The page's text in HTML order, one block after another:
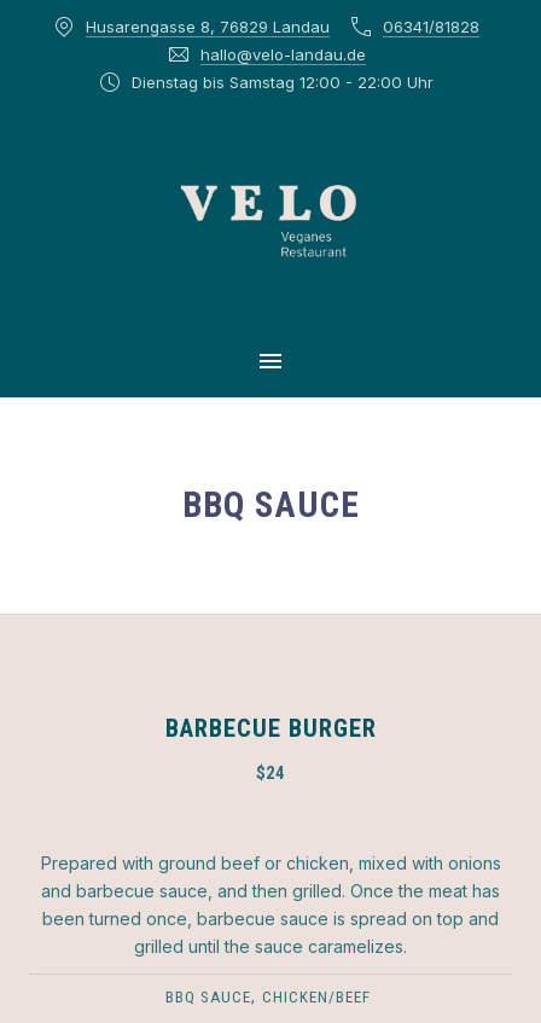
Husarengasse 8, 76829 Landau
06341/81828
hallo@velo-landau.de
Dienstag bis Samstag 12:00 - 22:00 Uhr
MAIN NAVIGATION
BBQ SAUCE
BARBECUE BURGER
$24
Prepared with ground beef or chicken, mixed with onions
and barbecue sauce, and then grilled. Once the meat has
been turned once, barbecue sauce is spread on top and
grilled until the sauce caramelizes.
BBQ SAUCE, CHICKEN/BEEF